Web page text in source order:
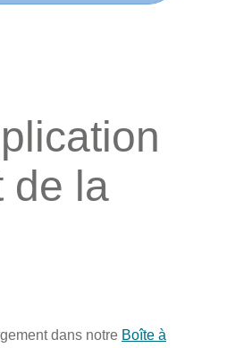
de la
dans notre Boîte à